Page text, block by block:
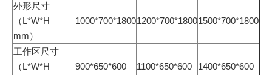
外形尺寸
（L*W*H
mm）
1000*700*18001200*700*18001500*700*1800
工作区尺寸
（L*W*H
900*650*600 1100*650*600 1400*650*600